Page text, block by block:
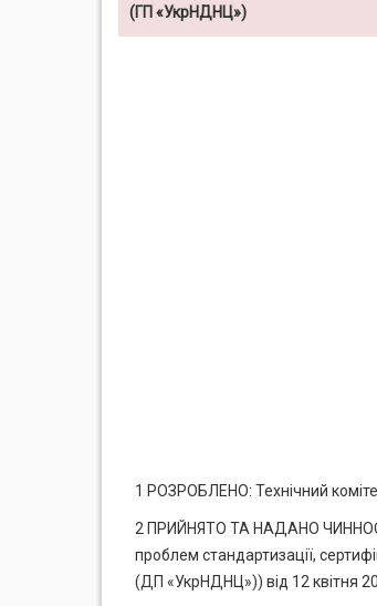
(ГП «УкрНДНЦ»)
1 РОЗРОБЛЕНО: Технічний
2 ПРИЙНЯТО ТА НАДАНО
проблем стандартизації,
(ДП «УкрНДНЦ»)) від 12 квітня